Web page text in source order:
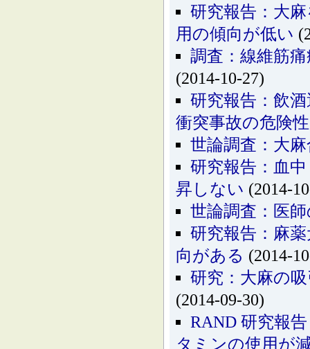
研究報告：大
用の傾向が低い
調査：線維筋
(2014-10-27)
研究報告：飲
衝突事故の危険
世論調査：大
研究報告：血
昇しない (2014-
世論調査：医
研究報告：麻
向がある (2014-
研究：大麻の
(2014-09-30)
RAND 研究報
タミンの使用が